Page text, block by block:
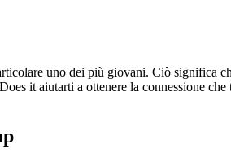
uno dei più giovani. Ciò significa
it aiutarti a ottenere la connessione